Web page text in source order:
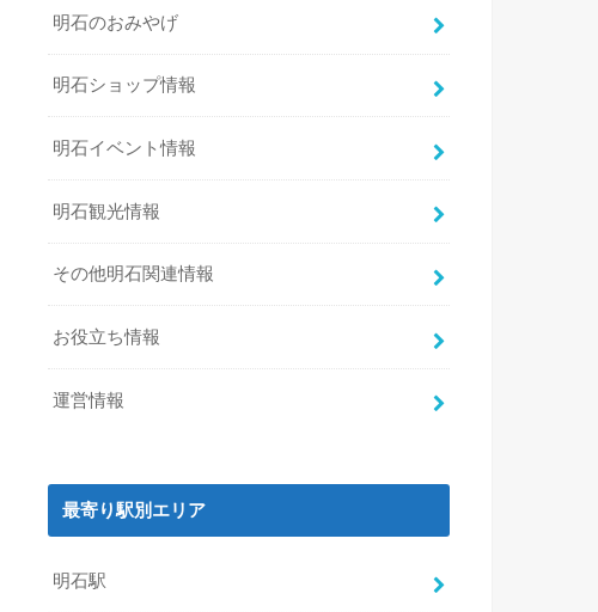
明石のおみやげ
明石ショップ情報
明石イベント情報
明石観光情報
その他明石関連情報
お役立ち情報
運営情報
最寄り駅別エリア
明石駅